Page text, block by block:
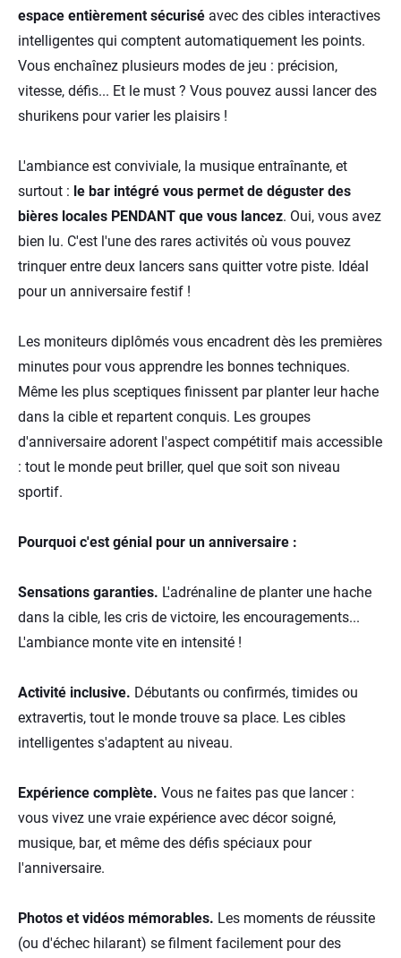
espace entièrement sécurisé avec des cibles interactives
intelligentes qui comptent automatiquement les points.
Vous enchaînez plusieurs modes de jeu : précision,
vitesse, défis... Et le must ? Vous pouvez aussi lancer des
shurikens pour varier les plaisirs !
L'ambiance est conviviale, la musique entraînante, et
surtout : le bar intégré vous permet de déguster des
bières locales PENDANT que vous lancez. Oui, vous avez
bien lu. C'est l'une des rares activités où vous pouvez
trinquer entre deux lancers sans quitter votre piste. Idéal
pour un anniversaire festif !
Les moniteurs diplômés vous encadrent dès les premières
minutes pour vous apprendre les bonnes techniques.
Même les plus sceptiques finissent par planter leur hache
dans la cible et repartent conquis. Les groupes
d'anniversaire adorent l'aspect compétitif mais accessible
: tout le monde peut briller, quel que soit son niveau
sportif.
Pourquoi c'est génial pour un anniversaire :
Sensations garanties. L'adrénaline de planter une hache
dans la cible, les cris de victoire, les encouragements...
L'ambiance monte vite en intensité !
Activité inclusive. Débutants ou confirmés, timides ou
extravertis, tout le monde trouve sa place. Les cibles
intelligentes s'adaptent au niveau.
Expérience complète. Vous ne faites pas que lancer :
vous vivez une vraie expérience avec décor soigné,
musique, bar, et même des défis spéciaux pour
l'anniversaire.
Photos et vidéos mémorables. Les moments de réussite
(ou d'échec hilarant) se filment facilement pour des